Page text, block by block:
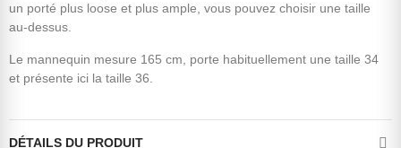
un porté plus loose et plus ample, vous pouvez choisir une taille
au-dessus.
Le mannequin mesure 165 cm, porte habituellement une taille 34
et présente ici la taille 36.
DÉTAILS DU PRODUIT